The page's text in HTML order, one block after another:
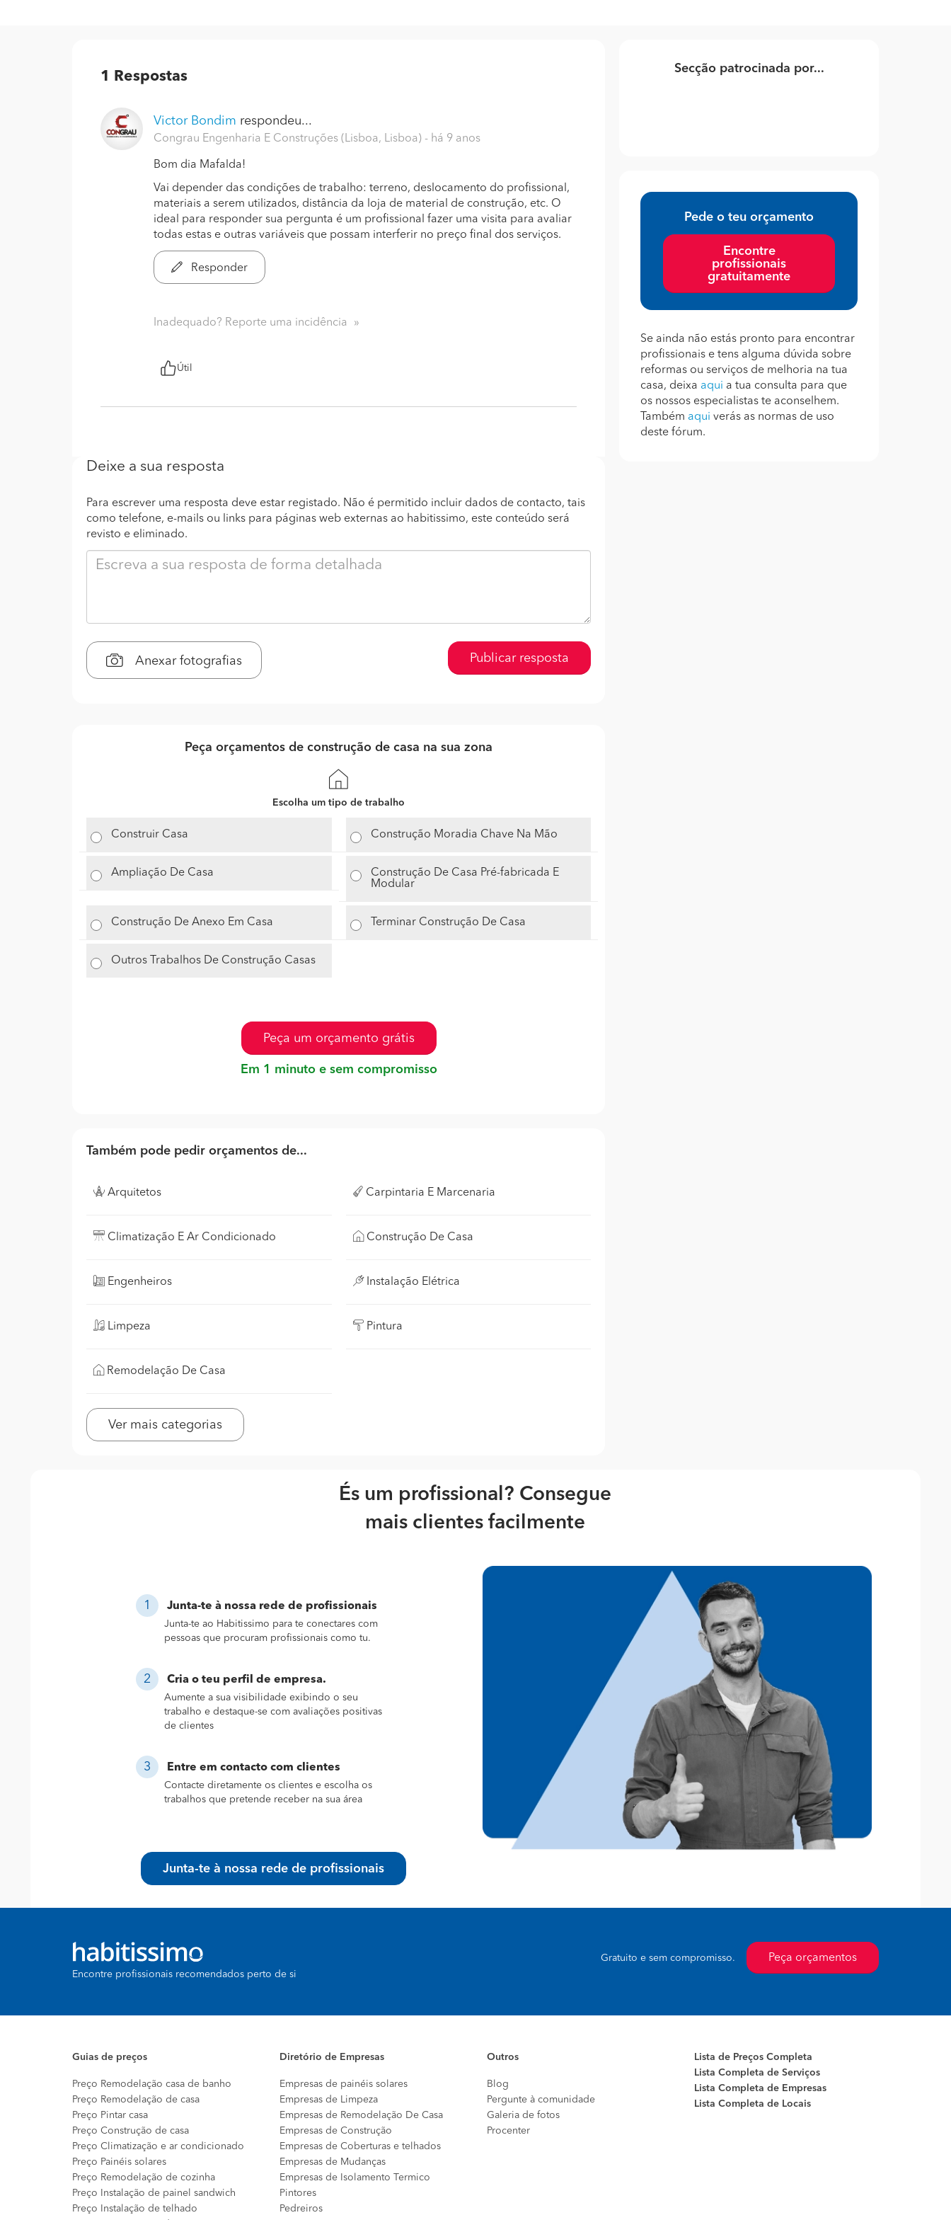
1 Respostas
Victor Bondim respondeu...
Congrau Engenharia E Construções (Lisboa, Lisboa) - há 9 anos
Bom dia Mafalda!
Vai depender das condições de trabalho: terreno, deslocamento do profissional,
materiais a serem utilizados, distância da loja de material de construção, etc. O
ideal para responder sua pergunta é um profissional fazer uma visita para avaliar
todas estas e outras variáveis que possam interferir no preço final dos serviços.
Responder
Inadequado? Reporte uma incidência
Útil
Deixe a sua resposta
Para escrever uma resposta deve estar registado. Não é permitido incluir dados de contacto, tais
como telefone, e-mails ou links para páginas web externas ao habitissimo, este conteúdo será
revisto e eliminado.
Anexar fotografias Publicar resposta
Peça orçamentos de construção de casa na sua zona
Escolha um tipo de trabalho
Construir Casa Construção Moradia Chave Na Mão
Ampliação De Casa
Construção De Casa Pré-fabricada E
Modular
Construção De Anexo Em Casa Terminar Construção De Casa
Outros Trabalhos De Construção Casas
Peça um orçamento grátis
Em 1 minuto e sem compromisso
Também pode pedir orçamentos de...
Arquitetos Carpintaria E Marcenaria
Climatização E Ar Condicionado Construção De Casa
Engenheiros Instalação Elétrica
Limpeza Pintura
Remodelação De Casa
Ver mais categorias
Secção patrocinada por...
Pede o teu orçamento
Encontre
profissionais
gratuitamente
Se ainda não estás pronto para encontrar
profissionais e tens alguma dúvida sobre
reformas ou serviços de melhoria na tua
casa, deixa aqui a tua consulta para que
os nossos especialistas te aconselhem.
Também aqui verás as normas de uso
deste fórum.
És um profissional? Consegue
mais clientes facilmente
Junta-te à nossa rede de profissionais
Junta-te ao Habitissimo para te conectares com
pessoas que procuram profissionais como tu.
Cria o teu perfil de empresa.
Aumente a sua visibilidade exibindo o seu
trabalho e destaque-se com avaliações positivas
de clientes
Entre em contacto com clientes
Contacte diretamente os clientes e escolha os
trabalhos que pretende receber na sua área
Junta-te à nossa rede de profissionais
Encontre profissionais recomendados perto de si
Peça orçamentos
Gratuito e sem compromisso.
Guias de preços
Preço Remodelação casa de banho
Preço Remodelação de casa
Preço Pintar casa
Preço Construção de casa
Preço Climatização e ar condicionado
Preço Painéis solares
Preço Remodelação de cozinha
Preço Instalação de painel sandwich
Preço Instalação de telhado
Diretório de Empresas
Empresas de painéis solares
Empresas de Limpeza
Empresas de Remodelação De Casa
Empresas de Construção
Empresas de Coberturas e telhados
Empresas de Mudanças
Empresas de Isolamento Termico
Pintores
Pedreiros
Outros
Blog
Pergunte à comunidade
Galeria de fotos
Procenter
Lista de Preços Completa
Lista Completa de Serviços
Lista Completa de Empresas
Lista Completa de Locais